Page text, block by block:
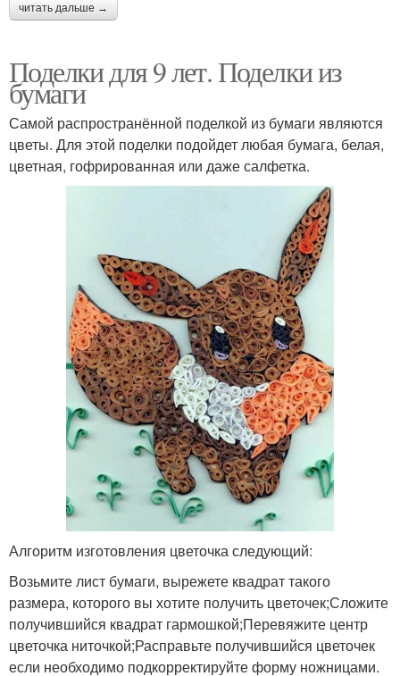
читать дальше →
Поделки для 9 лет. Поделки из
бумаги
Самой распространённой поделкой из бумаги являются
цветы. Для этой поделки подойдет любая бумага, белая,
цветная, гофрированная или даже салфетка.
Алгоритм изготовления цветочка следующий:
Возьмите лист бумаги, вырежете квадрат такого
размера, которого вы хотите получить цветочек;Сложите
получившийся квадрат гармошкой;Перевяжите центр
цветочка ниточкой;Расправьте получившийся цветочек
если необходимо подкорректируйте форму ножницами.